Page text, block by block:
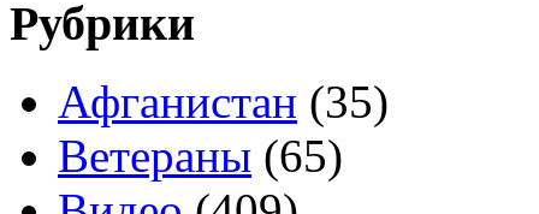
Рубрики
Афганистан (35)
Ветераны (65)